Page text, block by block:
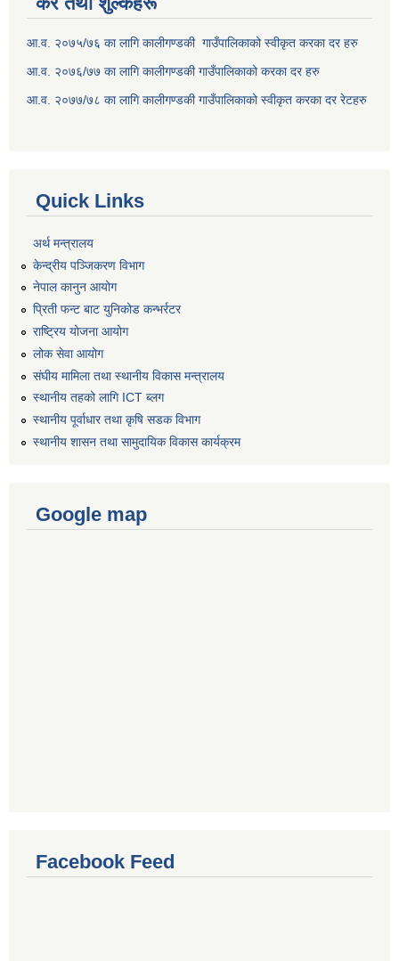
आ.व. २०७५/७६ का लागि कालीगण्डकी गाउँपालिकाको स्वीकृत करका दर हरु
आ.व. २०७६/७७ का लागि कालीगण्डकी गाउँपालिकाको करका दर हरु
आ.व. २०७७/७८ का लागि कालीगण्डकी गाउँपालिकाको स्वीकृत करका दर रेटहरु
Quick Links
अर्थ मन्त्रालय
केन्द्रीय पञ्जिकरण विभाग
नेपाल कानुन आयोग
प्रिती फन्ट बाट युनिकोड कन्भर्रटर
राष्ट्रिय योजना आयोग
लोक सेवा आयोग
संघीय मामिला तथा स्थानीय विकास मन्त्रालय
स्थानीय तहको लागि ICT ब्लग
स्थानीय पूर्वाधार तथा कृषि सडक विभाग
स्थानीय शासन तथा सामुदायिक विकास कार्यक्रम
Google map
Facebook Feed